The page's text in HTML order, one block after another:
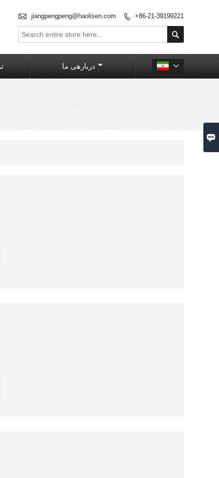

 jiangpengpeng@haolisen.com  +86-21-39199221

دربارهی ما 